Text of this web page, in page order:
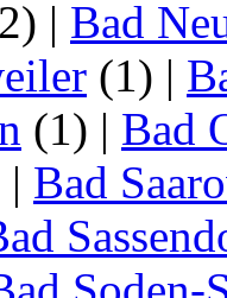
| Bad
(1) |
(1) | Bad
| Bad